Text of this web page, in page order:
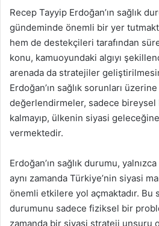
Recep Tayyip Erdoğan’ın sağlık
gündeminde önemli bir yer
hem de destekçileri tarafından
konu, kamuoyundaki algıyı
arenada da stratejiler
Erdoğan’ın sağlık sorunları üzerine
değerlendirmeler, sadece bireysel
kalmayıp, ülkenin siyasi
vermektedir.
Erdoğan’ın sağlık durumu,
aynı zamanda Türkiye’nin siyasi
önemli etkilere yol açmaktadır. Bu
durumunu sadece fiziksel bir
zamanda bir siyasi strateji unsuru